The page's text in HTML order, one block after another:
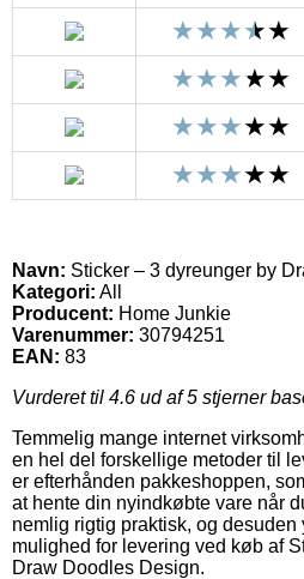
Navn: Sticker – 3 dyreunger by
Kategori: All
Producent: Home Junkie
Varenummer: 30794251
EAN: 83
Vurderet til 4.6 ud af 5 stjerner
Temmelig mange internet
en hel del forskellige metoder til
er efterhånden pakkeshoppen,
at hente din nyindkøbte vare når
nemlig rigtig praktisk, og
mulighed for levering ved køb af
Draw Doodles Design.